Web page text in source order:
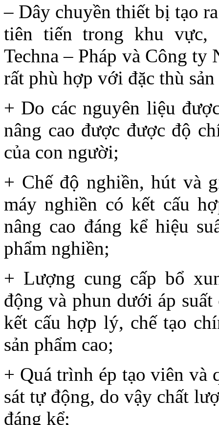
– Dây chuyền thiết bị tạo
tiên tiến trong khu vực,
Techna – Pháp và Công ty
rất phù hợp với đặc thù
+ Do các nguyên liệu
nâng cao được được độ
của con người;
+ Chế độ nghiền, hút và
máy nghiền có kết cấu
nâng cao đáng kể hiệu
phẩm nghiền;
+ Lượng cung cấp bổ
động và phun dưới áp
kết cấu hợp lý, chế tạo
sản phẩm cao;
+ Quá trình ép tạo viên và
sát tự động, do vậy chất
đáng kể;